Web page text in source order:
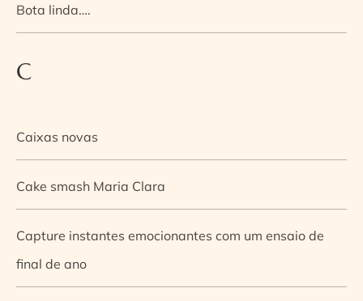
Bota linda….
C
Caixas novas
Cake smash Maria Clara
Capture instantes emocionantes com um ensaio de
final de ano